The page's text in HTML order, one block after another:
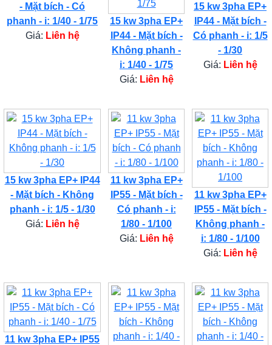
- Mặt bích - Có
phanh - i: 1/40 - 1/75
Giá: Liên hệ
15 kw 3pha EP+
IP44 - Mặt bích -
Không phanh -
i: 1/40 - 1/75
Giá: Liên hệ
15 kw 3pha EP+
IP44 - Mặt bích -
Có phanh - i: 1/5
- 1/30
Giá: Liên hệ
15 kw 3pha EP+ IP44
- Mặt bích - Không
phanh - i: 1/5 - 1/30
Giá: Liên hệ
11 kw 3pha EP+
IP55 - Mặt bích -
Có phanh - i:
1/80 - 1/100
Giá: Liên hệ
11 kw 3pha EP+
IP55 - Mặt bích -
Không phanh -
i: 1/80 - 1/100
Giá: Liên hệ
11 kw 3pha EP+ IP55